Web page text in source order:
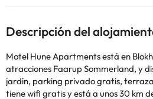
Descripción del
Motel Hune Apartments está en
atracciones Faarup Sommerland, y
jardín, parking privado gratis,
tiene wifi gratis y está a unos 30 km